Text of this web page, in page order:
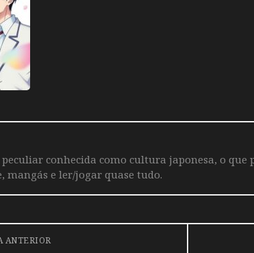
peculiar conhecida como cultura japonesa, o
mangás e ler/jogar quase tudo.
ANTERIOR